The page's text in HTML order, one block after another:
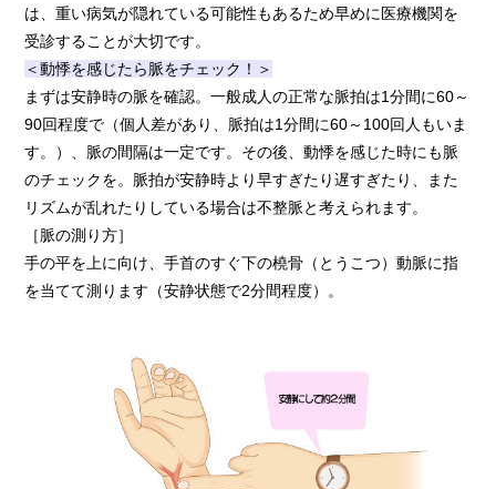
は、重い病気が隠れている可能性もあるため早めに医療機関を
受診することが大切です。
＜動悸を感じたら脈をチェック！＞
まずは安静時の脈を確認。一般成人の正常な脈拍は1分間に60～
90回程度で（個人差があり、脈拍は1分間に60～100回人もいま
す。）、脈の間隔は一定です。その後、動悸を感じた時にも脈
のチェックを。脈拍が安静時より早すぎたり遅すぎたり、また
リズムが乱れたりしている場合は不整脈と考えられます。
［脈の測り方］
手の平を上に向け、手首のすぐ下の橈骨（とうこつ）動脈に指
を当てて測ります（安静状態で2分間程度）。